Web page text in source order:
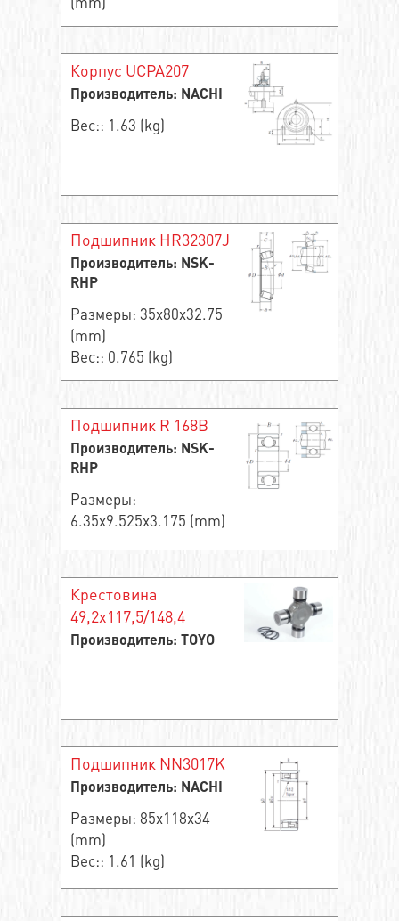
Корпус UCPA207
Производитель: NACHI
Вес:: 1.63 (kg)
Подшипник HR32307J
Производитель: NSK-
RHP
Размеры: 35x80x32.75
(mm)
Вес:: 0.765 (kg)
Подшипник R 168B
Производитель: NSK-
RHP
Размеры:
6.35x9.525x3.175 (mm)
Крестовина
49,2x117,5/148,4
Производитель: TOYO
Подшипник NN3017K
Производитель: NACHI
Размеры: 85x118x34
(mm)
Вес:: 1.61 (kg)